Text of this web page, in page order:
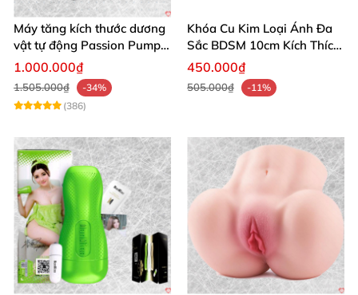
Máy tăng kích thước dương
vật tự động Passion Pump
sạc tiện lợi
1.000.000₫
1.505.000₫
-34%
(386)
Khóa Cu Kim Loại Ánh Đa
Sắc BDSM 10cm Kích Thích
Cao
450.000₫
505.000₫ -11%